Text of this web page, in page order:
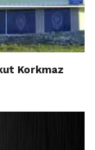
Korkmaz